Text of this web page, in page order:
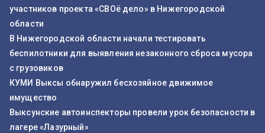
участников проекта «СВОё дело» в Нижегородской
области
В Нижегородской области начали тестировать
беспилотники для выявления незаконного сброса мусора
с грузовиков
КУМИ Выксы обнаружил бесхозяйное движимое
имущество
Выксунские автоинспекторы провели урок безопасности в
лагере «Лазурный»